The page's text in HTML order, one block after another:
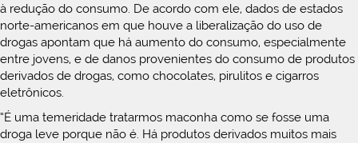
à redução do consumo. De acordo com ele, dados de estados
norte-americanos em que houve a liberalização do uso de
drogas apontam que há aumento do consumo, especialmente
entre jovens, e de danos provenientes do consumo de produtos
derivados de drogas, como chocolates, pirulitos e cigarros
eletrônicos.
“É uma temeridade tratarmos maconha como se fosse uma
droga leve porque não é. Há produtos derivados muitos mais